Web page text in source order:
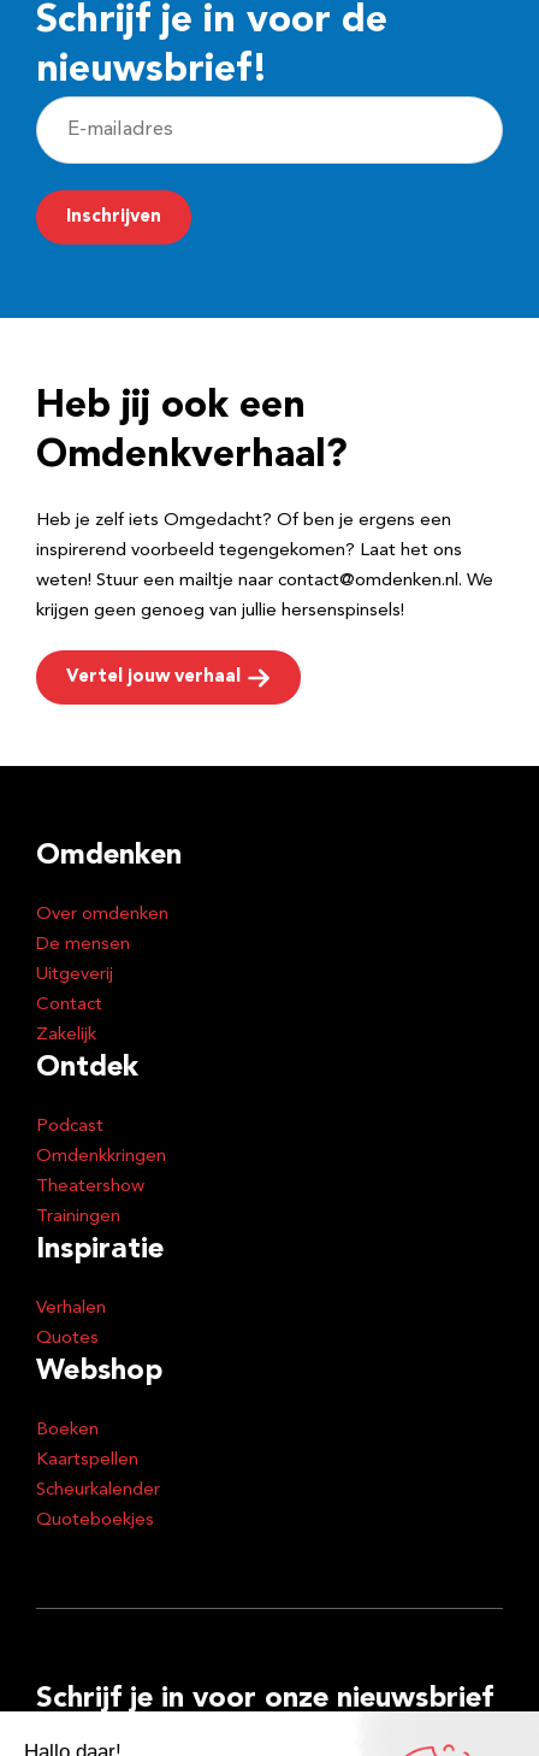
Schrijf je in voor de
nieuwsbrief!
E
-
m
a
r
e
Inschrijven
Heb jij ook een
Omdenkverhaal?
Heb je zelf iets Omgedacht? Of ben je ergens een
inspirerend voorbeeld tegengekomen? Laat het ons
weten! Stuur een mailtje naar contact@omdenken.nl. We
krijgen geen genoeg van jullie hersenspinsels!
Vertel jouw verhaal
Omdenken
Over omdenken
De mensen
Uitgeverij
Contact
Zakelijk
Ontdek
Podcast
Omdenkkringen
Theatershow
Trainingen
Inspiratie
Verhalen
Quotes
Webshop
Boeken
Kaartspellen
Scheurkalender
Quoteboekjes
Schrijf je in voor onze nieuwsbrief